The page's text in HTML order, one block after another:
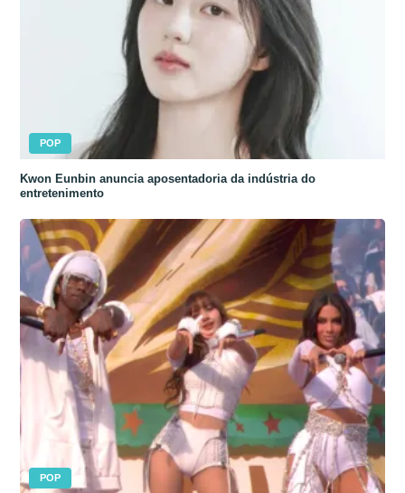
POP
Kwon Eunbin anuncia aposentadoria da indústria do
entretenimento
POP